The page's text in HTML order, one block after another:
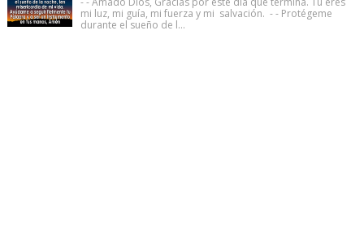
mi luz, mi guía, mi fuerza y mi salvación. - - Protégeme
durante el sueño de l...